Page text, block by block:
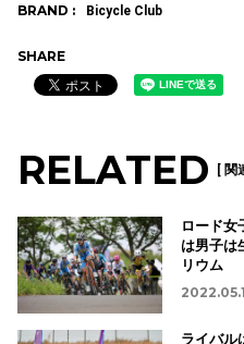
BRAND : Bicycle Club
SHARE
RELATED [ 関
ロード女
は男子は
リウム
ライバル